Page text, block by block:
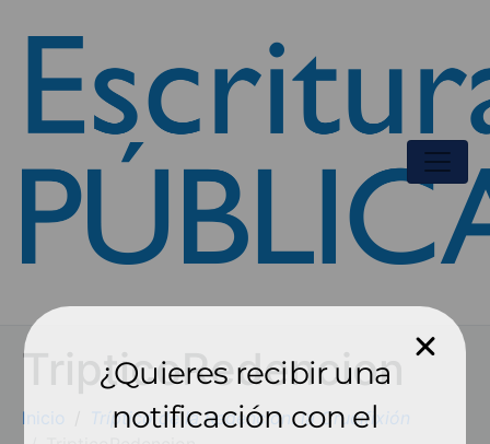
TripticoRedencion
Inicio
Tríptico de la Redención: la Crucifixión
¿Quieres recibir una
notificación con el